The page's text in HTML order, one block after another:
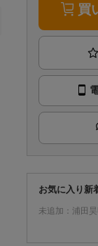
買
お気に入り新
未追加： 浦田